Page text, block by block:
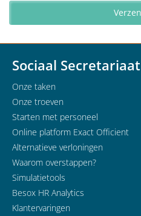
Sociaal Secretariaat
Onze taken
Onze troeven
Starten met personeel
Online platform Exact Officient
Alternatieve verloningen
Waarom overstappen?
Simulatietools
Besox HR Analytics
Klantervaringen